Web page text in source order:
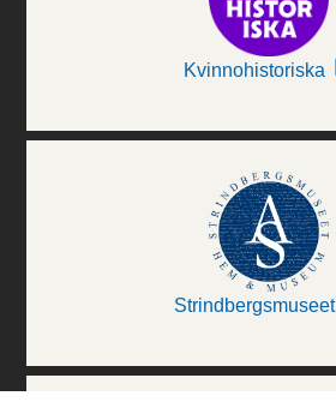
Kvinnohistoriska
Strindbergsmuseet